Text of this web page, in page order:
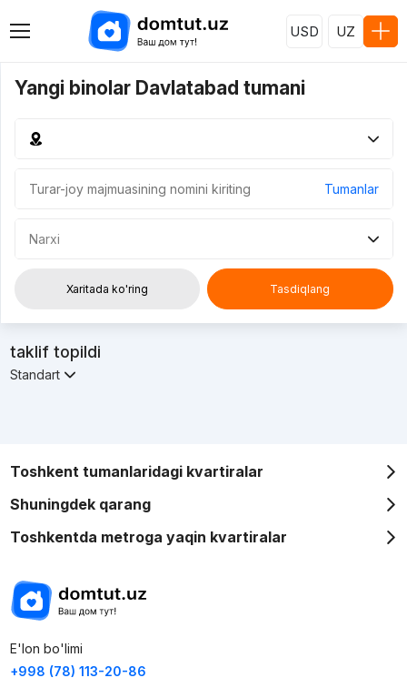
USD UZ
Yangi binolar Davlatabad tumani
Tumanlar
Narxi
Xaritada ko'ring Tasdiqlang
taklif topildi
Standart
Toshkent tumanlaridagi kvartiralar
Shuningdek qarang
Toshkentda metroga yaqin kvartiralar
E'lon bo'limi
+998 (78) 113-20-86